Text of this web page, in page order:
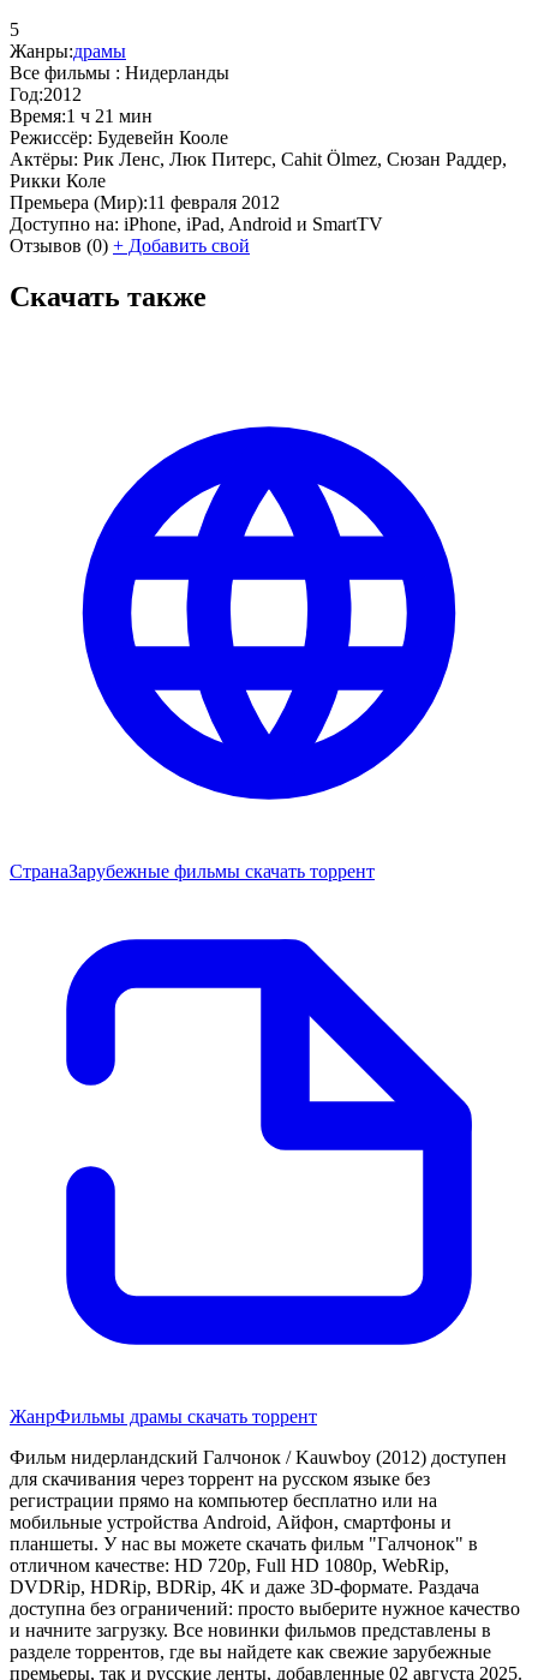
5
Жанры:драмы
Все фильмы : Нидерланды
Год:2012
Время:1 ч 21 мин
Режиссёр: Будевейн Кооле
Актёры: Рик Ленс, Люк Питерс, Cahit Ölmez, Сюзан Раддер,
Рикки Коле
Премьера (Мир):11 февраля 2012
Доступно на: iPhone, iPad, Android и SmartTV
Отзывов (0) + Добавить свой
Скачать также
СтранаЗарубежные фильмы скачать торрент
ЖанрФильмы драмы скачать торрент
Фильм нидерландский Галчонок / Kauwboy (2012) доступен
для скачивания через торрент на русском языке без
регистрации прямо на компьютер бесплатно или на
мобильные устройства Android, Айфон, смартфоны и
планшеты. У нас вы можете скачать фильм "Галчонок" в
отличном качестве: HD 720p, Full HD 1080p, WebRip,
DVDRip, HDRip, BDRip, 4K и даже 3D-формате. Раздача
доступна без ограничений: просто выберите нужное качество
и начните загрузку. Все новинки фильмов представлены в
разделе торрентов, где вы найдете как свежие зарубежные
премьеры, так и русские ленты, добавленные 02 августа 2025.